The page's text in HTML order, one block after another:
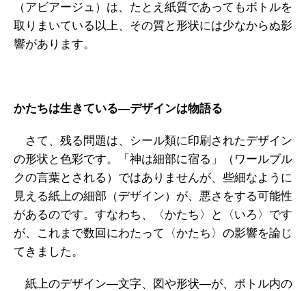
（アビアージュ）は、たとえ紙質であってもボトルを
取りまいている以上、その質と形状には少なからぬ影
響があります。
かたちは生きている―デザインは物語る
さて、残る問題は、シール類に印刷されたデザイン
の形状と色彩です。「神は細部に宿る」（ワールブル
クの言葉とされる）ではありませんが、些細なように
見える紙上の細部（デザイン）が、悪さをする可能性
があるのです。すなわち、〈かたち〉と〈いろ〉です
が、これまで数回にわたって〈かたち〉の影響を論じ
てきました。
紙上のデザイン―文字、図や形状―が、ボトル内の